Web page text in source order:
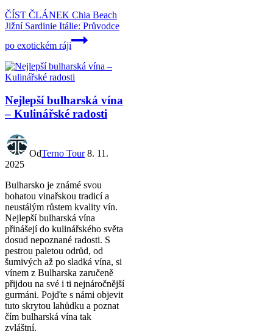
ČÍST ČLÁNEK Chia Beach
Jižní Sardinie Itálie: Průvodce
po exotickém ráji
Nejlepší bulharská vína
– Kulinářské radosti
OdTerno Tour 8. 11.
2025
Bulharsko je známé svou
bohatou vinařskou tradicí a
neustálým růstem kvality vín.
Nejlepší bulharská vína
přinášejí do kulinářského světa
dosud nepoznané radosti. S
pestrou paletou odrůd, od
šumivých až po sladká vína, si
vínem z Bulharska zaručeně
přijdou na své i ti nejnáročnější
gurmáni. Pojďte s námi objevit
tuto skrytou lahůdku a poznat
čím bulharská vína tak
zvláštní.